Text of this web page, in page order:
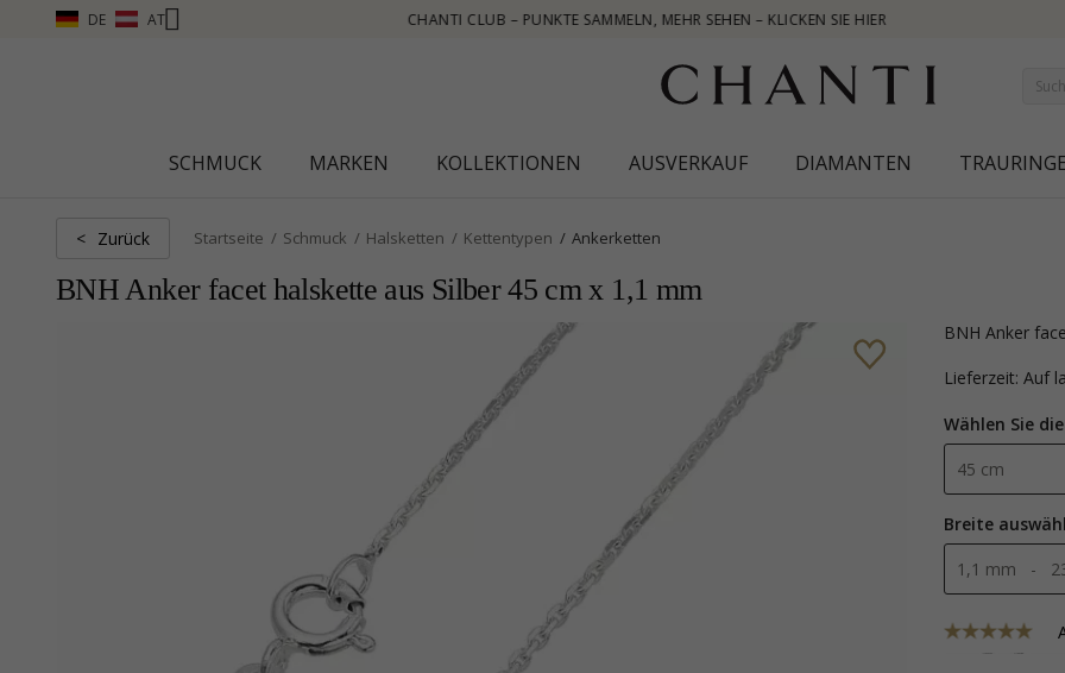
DE AT
MEHR SEHEN – KLICKEN SIE HIER
SCHMUCK MARKEN KOLLEKTIONEN AUSVERKAUF DIAMANTEN TRAURINGE
< Zurück Startseite Schmuck Halsketten Kettentypen Ankerketten
BNH Anker facet halskette aus Silber 45 cm x 1,1 mm
BNH Anker
Lieferzeit: Auf
Wählen Sie
Breite